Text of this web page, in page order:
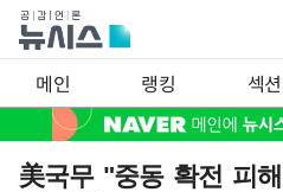
메인 랭킹 섹션
美국무 "중동 확전 피